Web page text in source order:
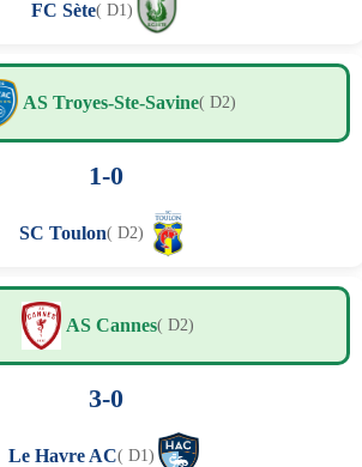
FC Sète( D1)
AS Troyes-Ste-Savine( D2)
1-0
SC Toulon( D2)
AS Cannes( D2)
3-0
Le Havre AC( D1)